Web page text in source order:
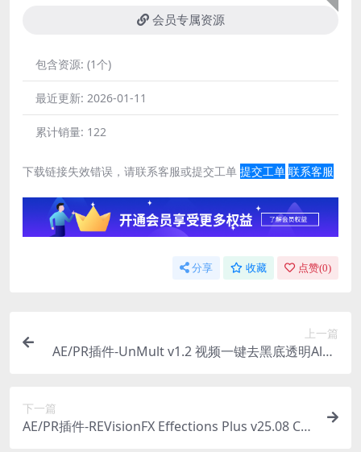
会员专属资源
包含资源: (1个)
最近更新: 2026-01-11
累计销量: 122
下载链接失效错误，请联系客服或提交工单 提交工单 联系客服
分享 收藏 点赞(0)
上一篇
AE/PR插件-UnMult v1.2 视频一键去黑底透明Alph
下一篇
AE/PR插件-REVisionFX Effections Plus v25.08 CE